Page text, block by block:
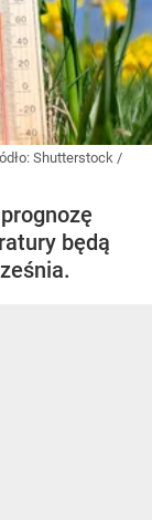
Shutterstock /
będą